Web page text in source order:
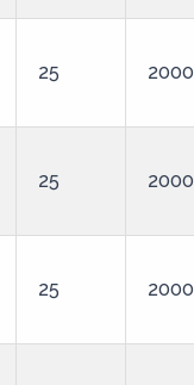
25 2000
25 2000
25 2000